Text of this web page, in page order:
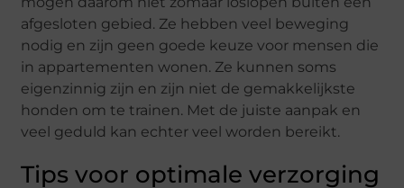
afgesloten gebied. Ze hebben veel beweging
nodig en zijn geen goede keuze voor mensen die
in appartementen wonen. Ze kunnen soms
eigenzinnig zijn en zijn niet de gemakkelijkste
honden om te trainen. Met de juiste aanpak en
veel geduld kan echter veel worden bereikt.
Tips voor optimale verzorging